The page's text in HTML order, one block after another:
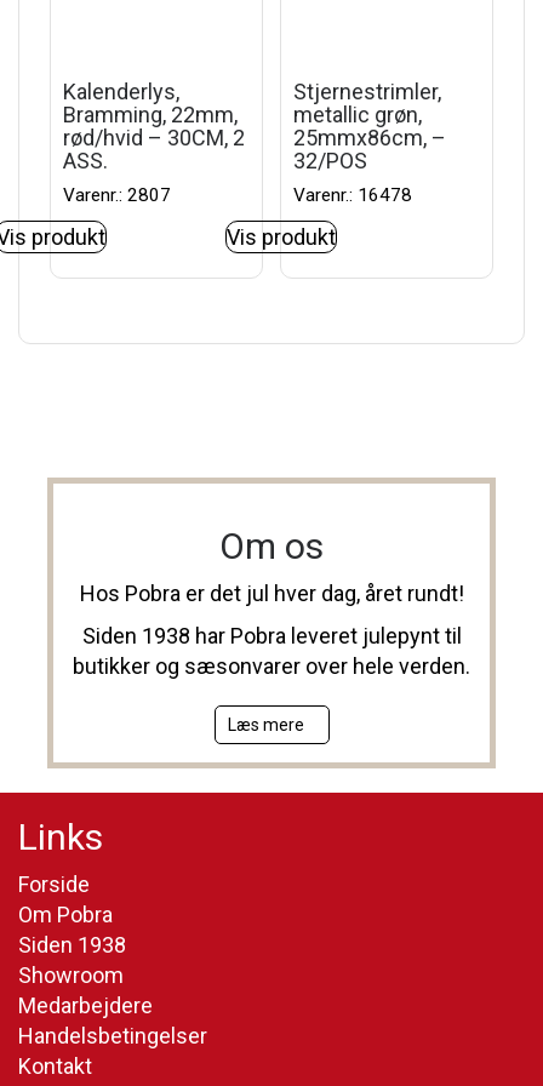
Kalenderlys,
Bramming, 22mm,
rød/hvid – 30CM, 2
ASS.
Varenr.: 2807
produkt
Stjernestrimler,
metallic grøn,
25mmx86cm, –
32/POS
Varenr.: 16478
Vis produkt
Om os
Hos Pobra er det jul hver dag, året rundt!
Siden 1938 har Pobra leveret julepynt til
butikker og sæsonvarer over hele verden.
Læs mere
Links
Forside
Om Pobra
Siden 1938
Showroom
Medarbejdere
Handelsbetingelser
Kontakt